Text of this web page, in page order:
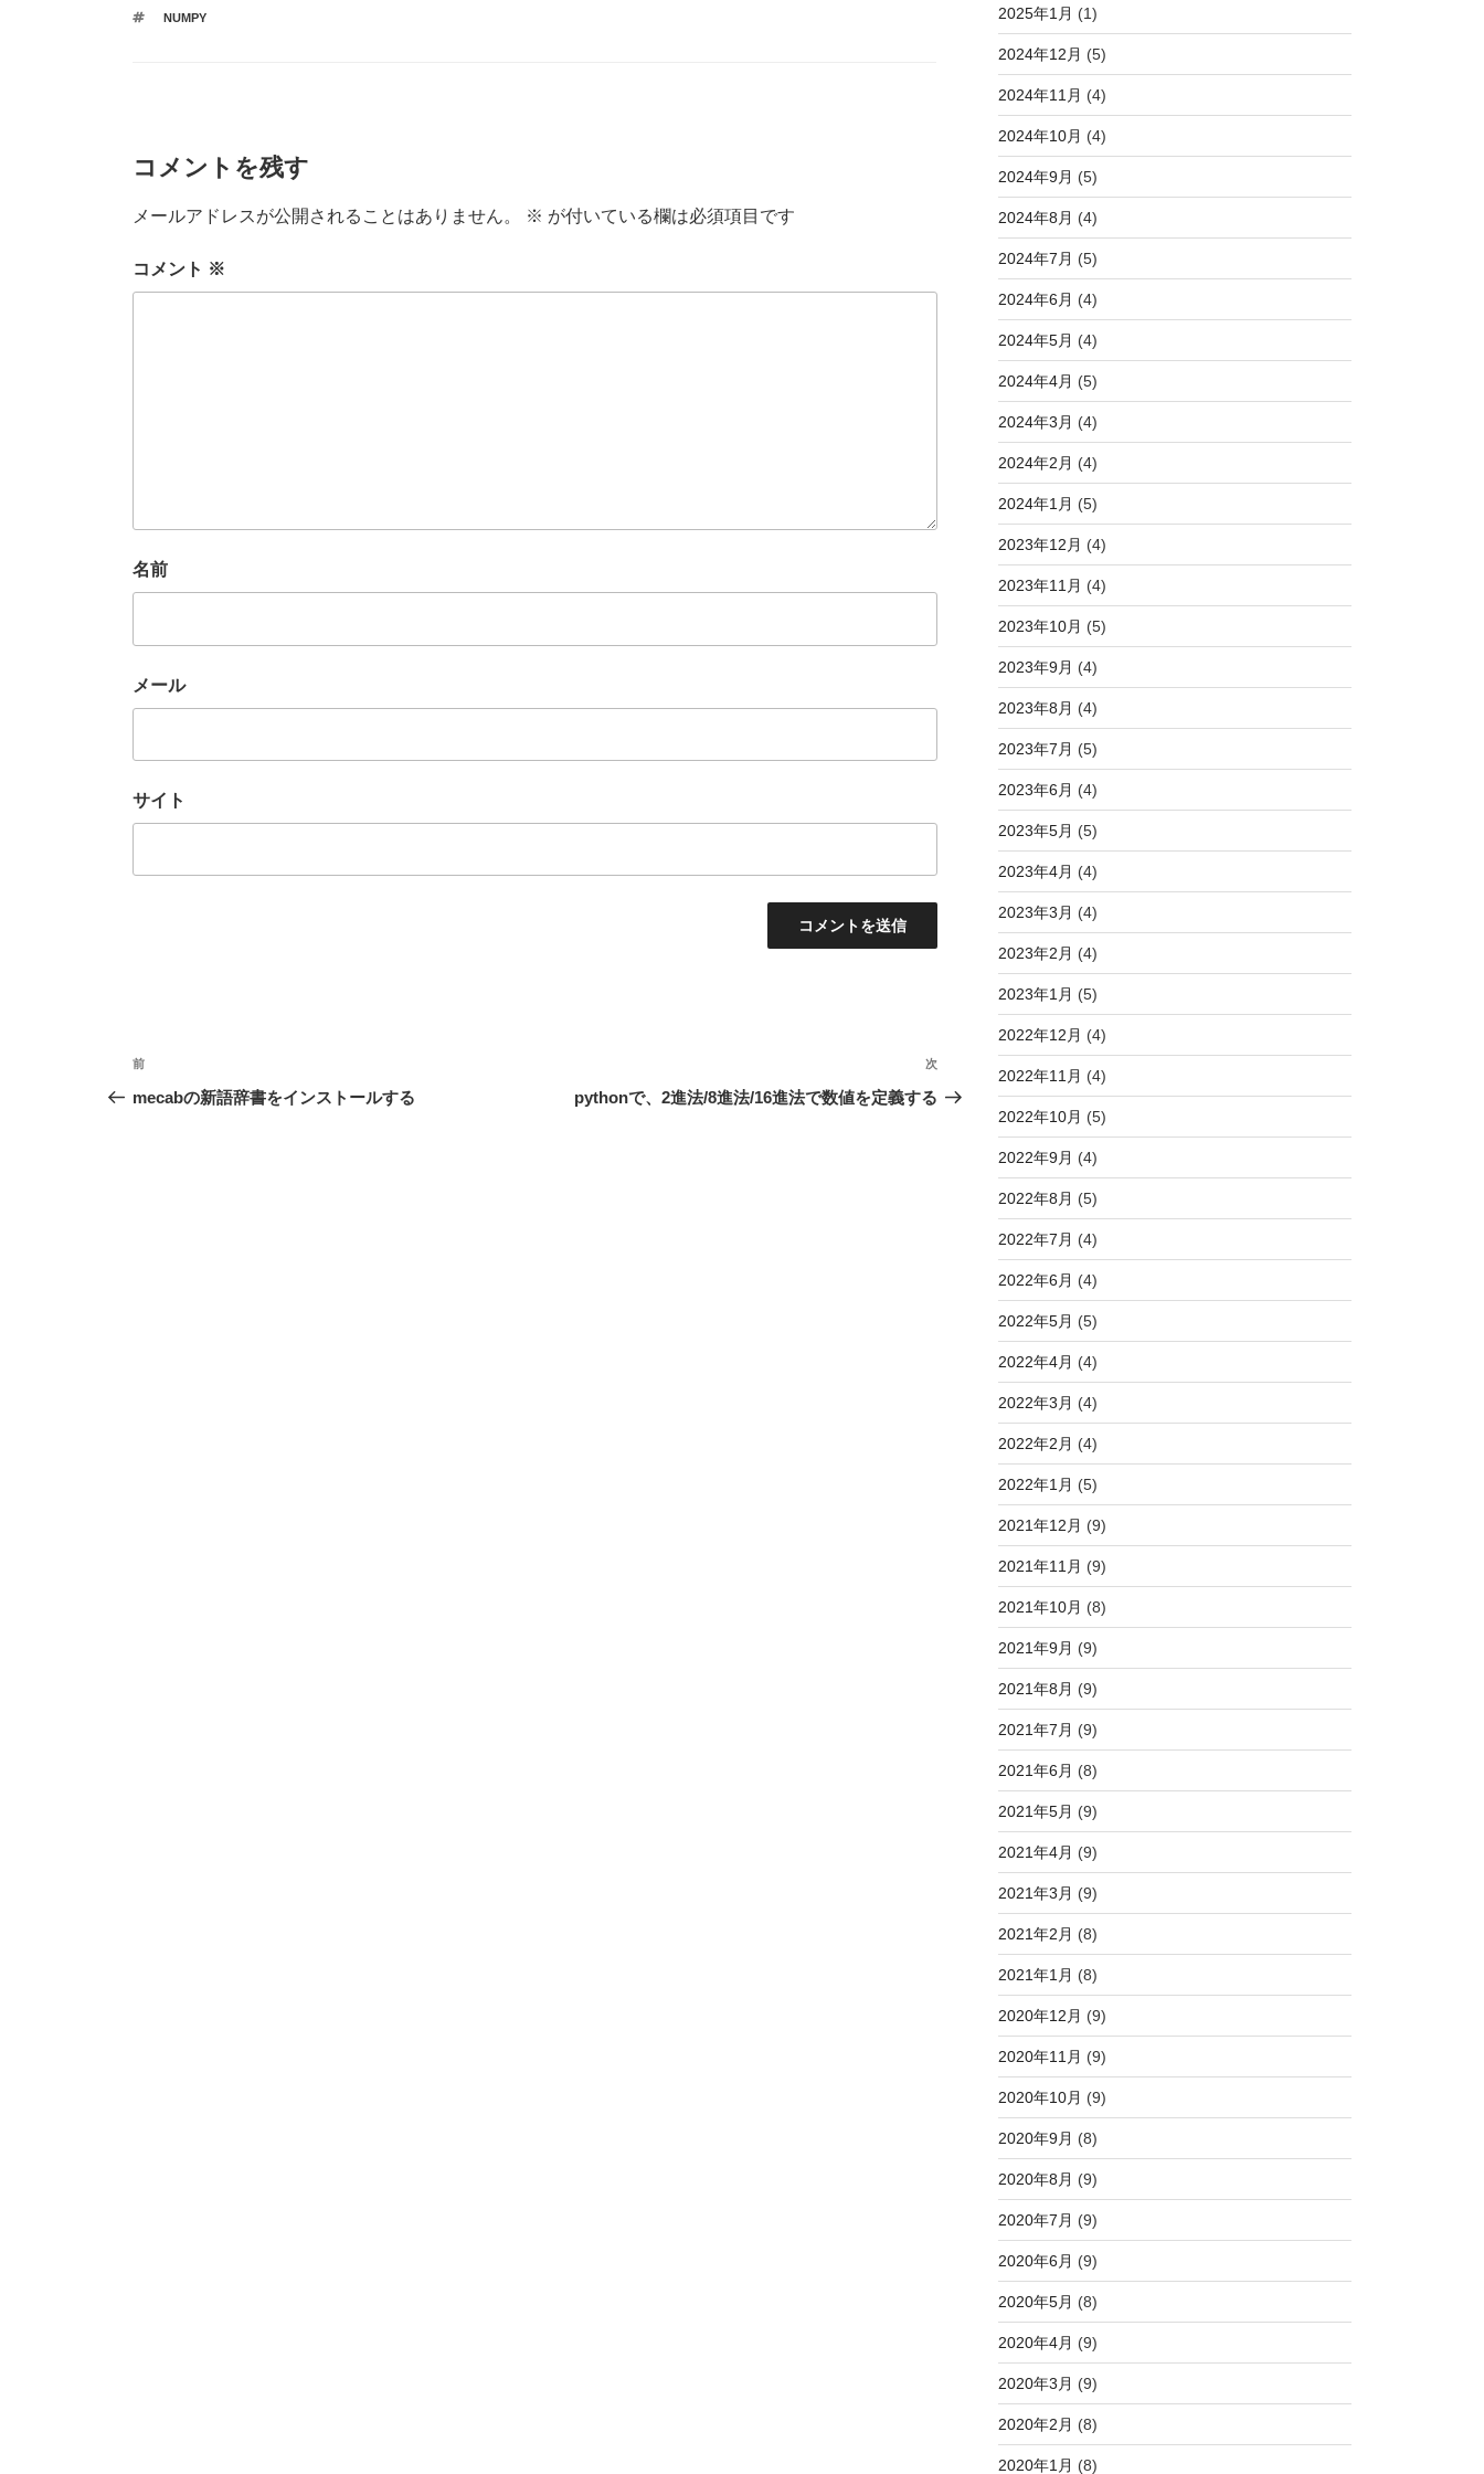
b
ゴ
タ
NUMPY
コメントを残す
メールアドレスが公開されることはありません。 ※ が付いている欄は必須項目です
コメント ※
名前
メール
サイト
投
稿
前
の
前
mecabの新語辞書をインストールする
次
の
次
pythonで、2進法/8進法/16進法で数値を定義する
2025年1月 (1)
2024年12月 (5)
2024年11月 (4)
2024年10月 (4)
2024年9月 (5)
2024年8月 (4)
2024年7月 (5)
2024年6月 (4)
2024年5月 (4)
2024年4月 (5)
2024年3月 (4)
2024年2月 (4)
2024年1月 (5)
2023年12月 (4)
2023年11月 (4)
2023年10月 (5)
2023年9月 (4)
2023年8月 (4)
2023年7月 (5)
2023年6月 (4)
2023年5月 (5)
2023年4月 (4)
2023年3月 (4)
2023年2月 (4)
2023年1月 (5)
2022年12月 (4)
2022年11月 (4)
2022年10月 (5)
2022年9月 (4)
2022年8月 (5)
2022年7月 (4)
2022年6月 (4)
2022年5月 (5)
2022年4月 (4)
2022年3月 (4)
2022年2月 (4)
2022年1月 (5)
2021年12月 (9)
2021年11月 (9)
2021年10月 (8)
2021年9月 (9)
2021年8月 (9)
2021年7月 (9)
2021年6月 (8)
2021年5月 (9)
2021年4月 (9)
2021年3月 (9)
2021年2月 (8)
2021年1月 (8)
2020年12月 (9)
2020年11月 (9)
2020年10月 (9)
2020年9月 (8)
2020年8月 (9)
2020年7月 (9)
2020年6月 (9)
2020年5月 (8)
2020年4月 (9)
2020年3月 (9)
2020年2月 (8)
2020年1月 (8)